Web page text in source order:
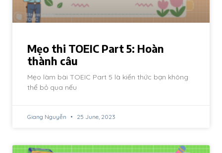
Mẹo thi TOEIC Part 5: Hoàn
thành câu
Mẹo làm bài TOEIC Part 5 là kiến thức bạn không
thể bỏ qua nếu
Giang Nguyễn 25 June, 2023